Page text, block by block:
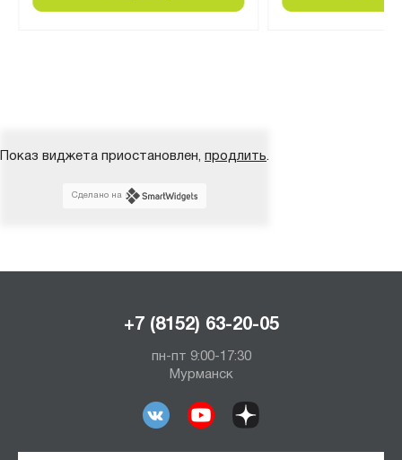
Показ виджета приостановлен, продлить.
Сделано на
+7 (8152) 63-20-05
пн-пт 9:00-17:30
Мурманск